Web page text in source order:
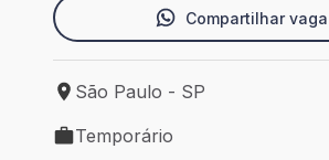
Compartilhar vaga
Local de trabalho: São Paulo - SP
São Paulo - SP
Tipo de vaga: Temporário
Temporário